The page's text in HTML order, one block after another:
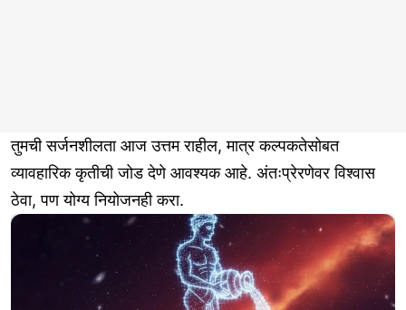
तुमची सर्जनशीलता आज उत्तम राहील, मात्र कल्पकतेसोबत
व्यावहारिक कृतीची जोड देणे आवश्यक आहे. अंतःप्रेरणेवर विश्वास
ठेवा, पण योग्य नियोजनही करा.